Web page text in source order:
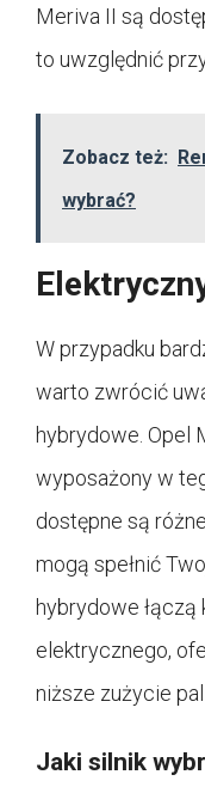
Meriva II są
to uwzględnić
Zobacz też:
wybrać?
W przypadku
warto zwrócić
hybrydowe. Opel
wyposażony w
dostępne są
mogą spełnić
hybrydowe łączą
elektrycznego,
niższe zużycie
Jaki silnik